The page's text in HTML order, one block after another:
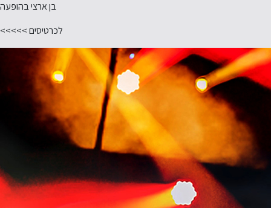
בן ארצי בהופעה
לכרטיסים >>>>>